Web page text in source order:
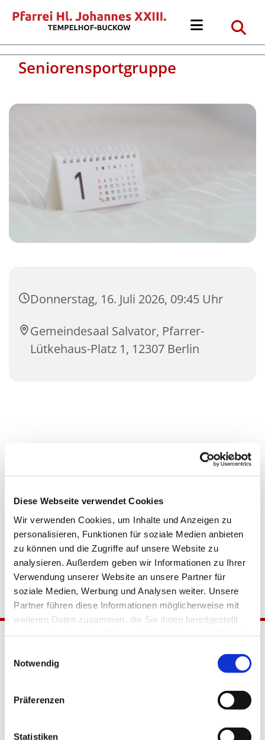
Diese Webseite verwendet Cookies
Wir verwenden Cookies, um Inhalte und Anzeigen zu
personalisieren, Funktionen für soziale Medien anbieten
zu können und die Zugriffe auf unsere Website zu
analysieren. Außerdem geben wir Informationen zu Ihrer
Verwendung unserer Website an unsere Partner für
soziale Medien, Werbung und Analysen weiter. Unsere
Partner führen diese Informationen möglicherweise mit
weiteren Daten zusammen, die Sie ihnen bereitgestellt
Notwendig
Präferenzen
Statistiken
Seniorensportgruppe
Donnerstag, 16. Juli 2026, 09:45 Uhr
Gemeindesaal Salvator, Pfarrer-
Lütkehaus-Platz 1, 12307 Berlin